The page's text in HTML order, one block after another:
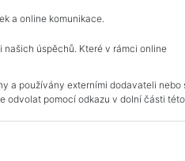
KONTAKT
Pražské reality
Budějovická 778/3
a online komunikace.
úspěchů. Které v rámci online
a používány externími dodavateli nebo
odvolat pomocí odkazu v dolní části této